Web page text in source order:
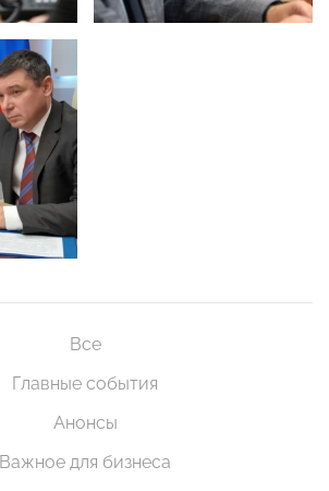
Все
Главные события
Анонсы
Важное для бизнеса